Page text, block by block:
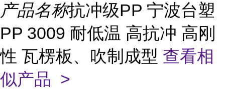
产品名称抗冲级PP 宁波台塑
PP 3009 耐低温 高抗冲 高刚
性 瓦楞板、吹制成型 查看相
似产品 >